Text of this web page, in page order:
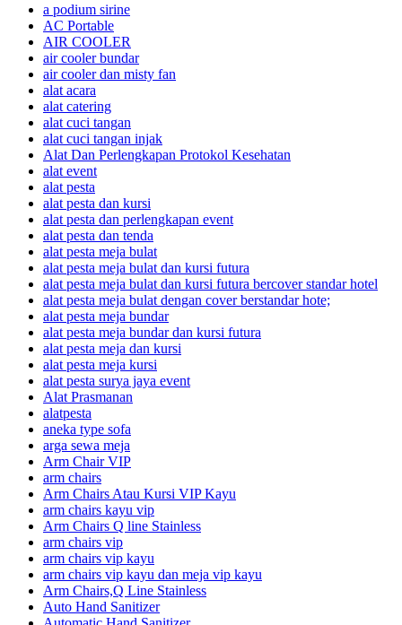
a podium sirine
AC Portable
AIR COOLER
air cooler bundar
air cooler dan misty fan
alat acara
alat catering
alat cuci tangan
alat cuci tangan injak
Alat Dan Perlengkapan Protokol Kesehatan
alat event
alat pesta
alat pesta dan kursi
alat pesta dan perlengkapan event
alat pesta dan tenda
alat pesta meja bulat
alat pesta meja bulat dan kursi futura
alat pesta meja bulat dan kursi futura bercover standar hotel
alat pesta meja bulat dengan cover berstandar hote;
alat pesta meja bundar
alat pesta meja bundar dan kursi futura
alat pesta meja dan kursi
alat pesta meja kursi
alat pesta surya jaya event
Alat Prasmanan
alatpesta
aneka type sofa
arga sewa meja
Arm Chair VIP
arm chairs
Arm Chairs Atau Kursi VIP Kayu
arm chairs kayu vip
Arm Chairs Q line Stainless
arm chairs vip
arm chairs vip kayu
arm chairs vip kayu dan meja vip kayu
Arm Chairs,Q Line Stainless
Auto Hand Sanitizer